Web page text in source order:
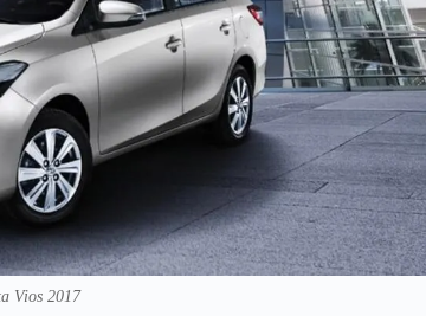
Vios 2017